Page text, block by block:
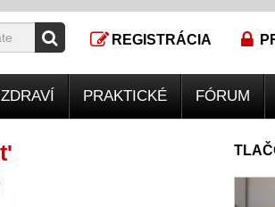
REGISTRÁCIA
PRAKTICKÉ FÓRUM